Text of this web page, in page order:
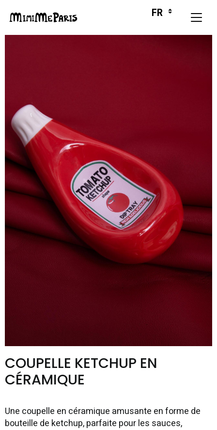
COUPELLE KETCHUP EN
CÉRAMIQUE
Une coupelle en céramique amusante en forme de
bouteille de ketchup, parfaite pour les sauces,